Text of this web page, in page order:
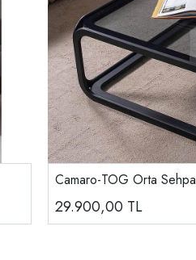
Camaro-TOG Orta Sehpa
29.900,00 TL